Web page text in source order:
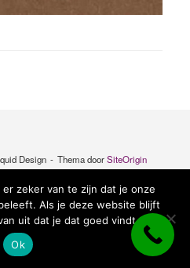
Design Thema doorSiteOrigin
zeker van te zijn dat je onze
Als je deze website blijft
uit dat je dat goed vindt.
Ok